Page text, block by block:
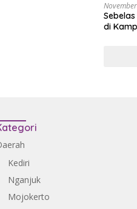
di
Kediri
Nganjuk
Mojokerto